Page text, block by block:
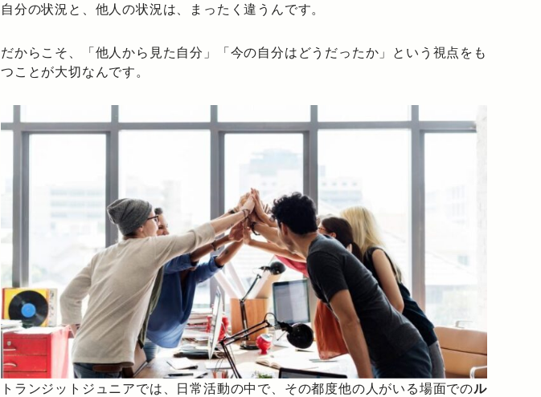
自分の状況と、他人の状況は、まったく違うんです。
だからこそ、「他人から見た自分」「今の自分はどうだったか」という視点をも
つことが大切なんです。
トランジットジュニアでは、日常活動の中で、その都度他の人がいる場面でのル